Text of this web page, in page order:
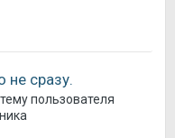
не сразу.
пользователя